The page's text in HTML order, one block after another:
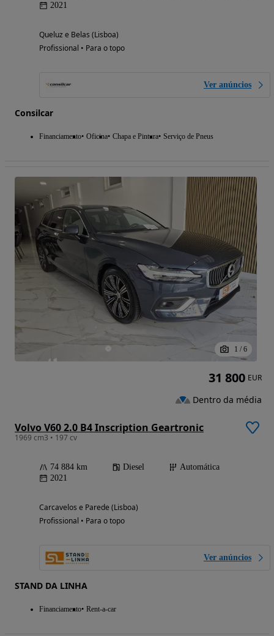
2021
Queluz e Belas (Lisboa)
Profissional • Para o topo
Ver anúncios
Consilcar
Financiamento Oficina Chapa e Pintura Serviço de Pneus
1 / 6
Volvo V60 2.0 B4 Inscription Geartronic
1969 cm3 • 197 cv
74 884 km Diesel
Automática
2021
Carcavelos e Parede (Lisboa)
Profissional • Para o topo
Ver anúncios
STAND DA LINHA
Financiamento Rent-a-car
31 800 EUR
Dentro da média